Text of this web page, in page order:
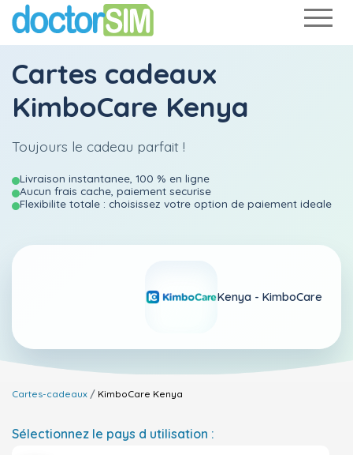
Cartes cadeaux
KimboCare Kenya
Toujours le cadeau parfait !
Livraison instantanee, 100 % en ligne
Aucun frais cache, paiement securise
Flexibilite totale : choisissez votre option de paiement ideale
Kenya - KimboCare
Cartes-cadeaux KimboCare Kenya
Sélectionnez le pays d utilisation :